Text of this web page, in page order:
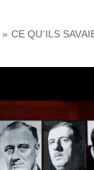
» CE QU’ILS